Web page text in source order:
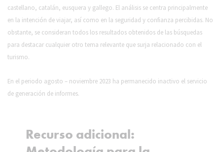
castellano, catalán, eusquera y gallego. El análisis se centra principalmente
en la intención de viajar, así como en la seguridad y confianza percibidas. No
obstante, se consideran todos los resultados obtenidos de las búsquedas
para destacar cualquier otro tema relevante que surja relacionado con el
turismo.
En el periodo agosto – noviembre 2023 ha permanecido inactivo el servicio
de generación de informes.
Recurso adicional: